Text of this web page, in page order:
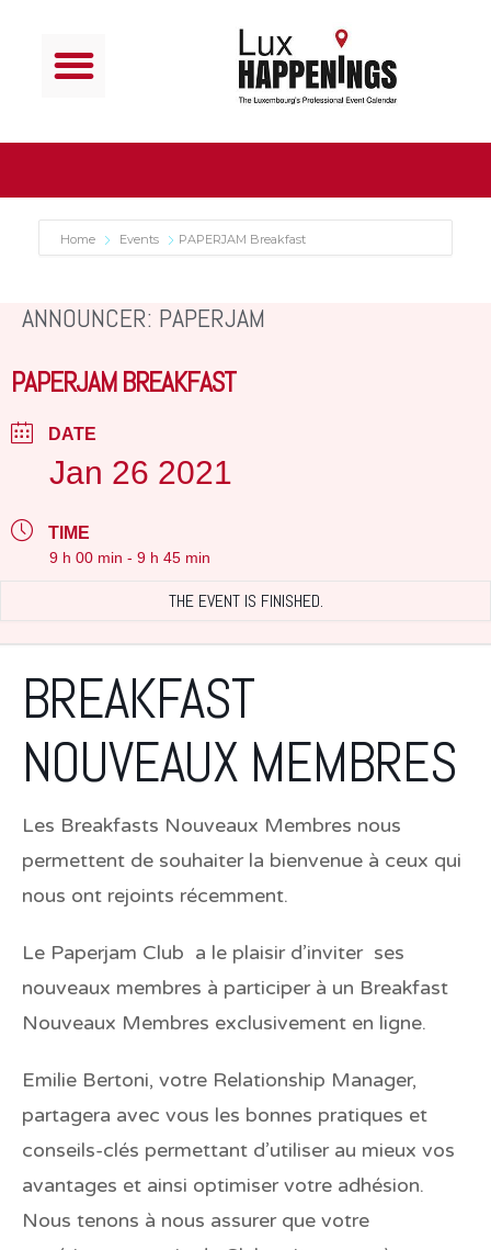
Home Events PAPERJAM Breakfast
ANNOUNCER: PAPERJAM
PAPERJAM BREAKFAST
DATE
Jan 26 2021
TIME
9 h 00 min - 9 h 45 min
THE EVENT IS FINISHED.
BREAKFAST
NOUVEAUX MEMBRES
Les Breakfasts Nouveaux Membres nous
permettent de souhaiter la bienvenue à ceux qui
nous ont rejoints récemment.
Le Paperjam Club a le plaisir d’inviter ses
nouveaux membres à participer à un Breakfast
Nouveaux Membres exclusivement en ligne.
Emilie Bertoni, votre Relationship Manager,
partagera avec vous les bonnes pratiques et
conseils-clés permettant d’utiliser au mieux vos
avantages et ainsi optimiser votre adhésion.
Nous tenons à nous assurer que votre